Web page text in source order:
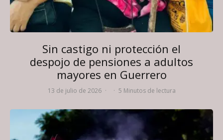
Sin castigo ni protección el
despojo de pensiones a adultos
mayores en Guerrero
13 de julio de 2026 · · 5 Minutos de lectura